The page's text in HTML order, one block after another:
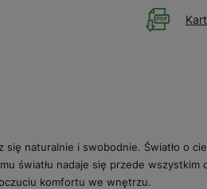
naturalnie i swobodnie. Światło o
światłu nadaje się przede
komfortu we wnętrzu.